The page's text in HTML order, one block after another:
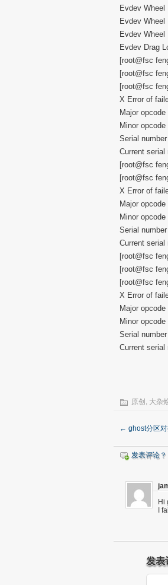
Evdev
Evdev
Evdev
Evdev Drag
[root@fsc
[root@fsc
[root@fsc
X Error of
Major
Minor
Serial
Current
[root@fsc
[root@fsc
X Error of
Major
Minor
Serial
Current
[root@fsc
[root@fsc
[root@fsc
X Error of
Major
Minor
Serial
Current
原创 , 大杂
← ghost分区
发表评论？
Hi
I
发表